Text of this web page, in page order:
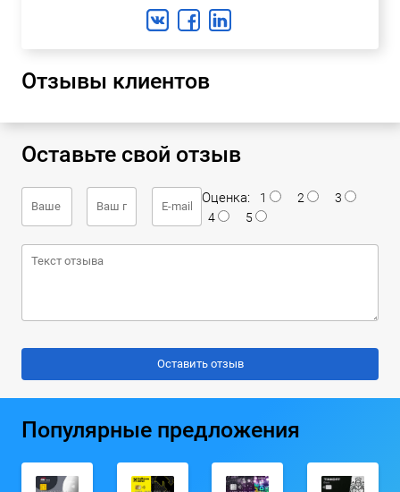
Отзывы клиентов
Оставьте свой отзыв
Оценка: 1 2
3
4
5
Популярные предложения